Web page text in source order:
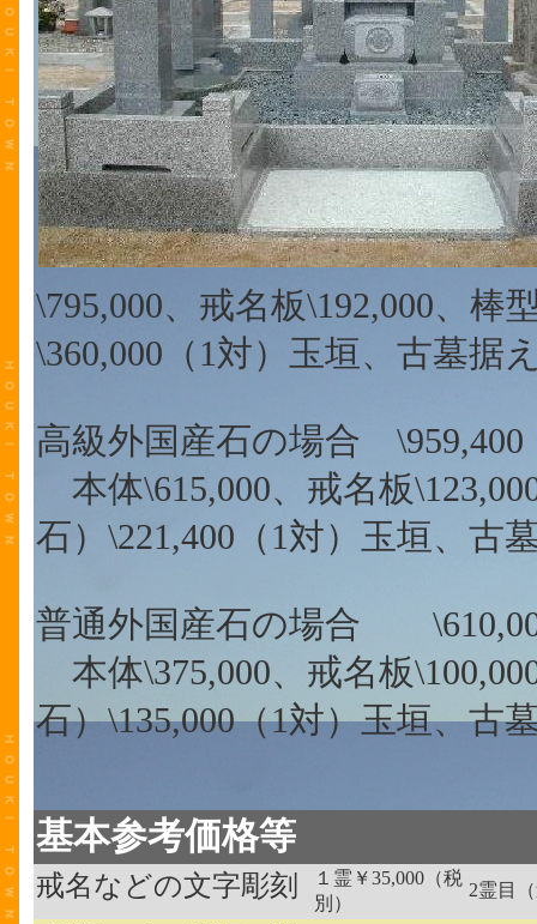
\795,000、戒名板\192,000、棒
\360,000（1対）玉垣、古墓据
高級外国産石の場合
本体\615,000、戒名板
石）\221,400（1対）玉垣、古
普通外国産石の場合
本体\375,000、戒名板
石）\135,000（1対）玉垣、古
基本参考価格等
戒名などの文字彫刻
１霊￥35,000（税
別）
2霊目